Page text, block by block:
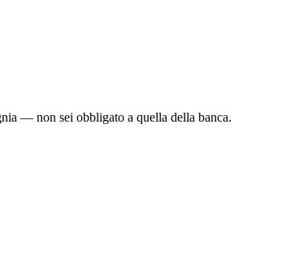
— non sei obbligato a quella della banca.